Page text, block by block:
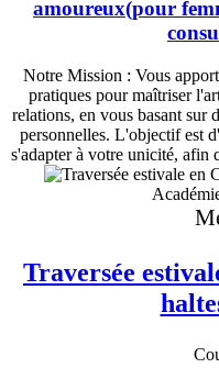
amoureux(pour
Notre Mission : Vous
pratiques pour maîtriser
relations, en vous basant sur
personnelles. L'objectif est
s'adapter à votre unicité, afin
Traversée